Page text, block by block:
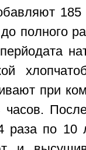
185
полного
при
по 10